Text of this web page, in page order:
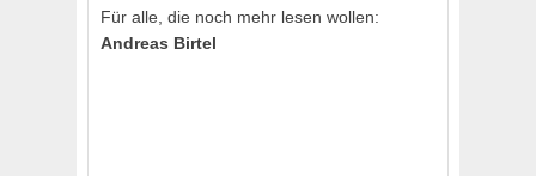
Für alle, die noch mehr lesen wollen:
Andreas Birtel